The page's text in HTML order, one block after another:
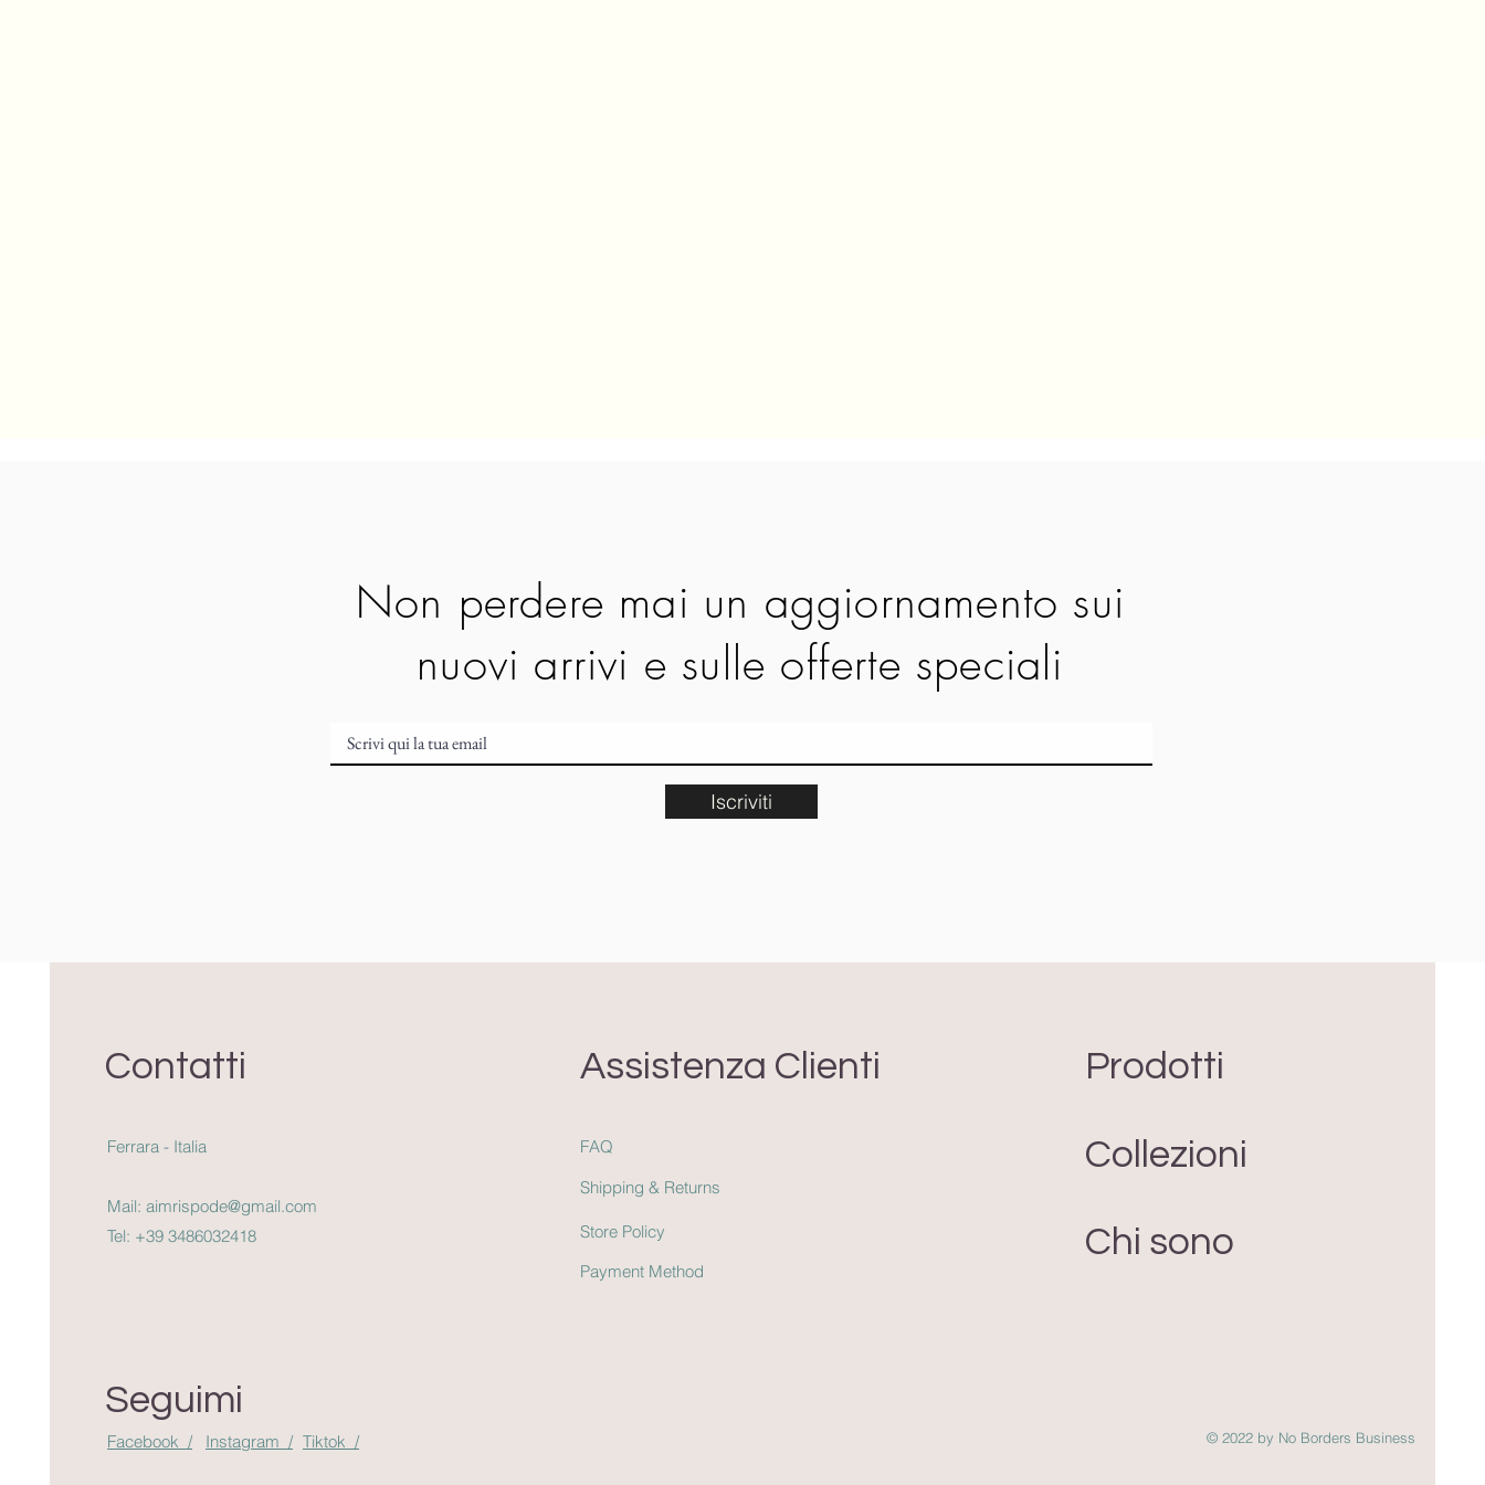
Non perdere mai un aggiornamento sui
nuovi arrivi e sulle offerte speciali
Iscriviti
Contatti
Ferrara - Italia
Mail: aimrispode@gmail.com
Tel: +39 3486032418
Assistenza Clienti
FAQ
Shipping & Returns
Store Policy
Payment Method
Prodotti
Collezioni
Chi sono
Seguimi
Facebook / Instagram / Tiktok / © 2022 by No Borders Business